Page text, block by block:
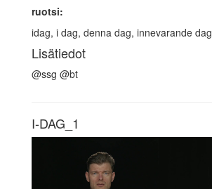
ruotsi:
idag, i dag, denna dag, innevarande dag
Lisätiedot
@ssg @bt
I-DAG_1